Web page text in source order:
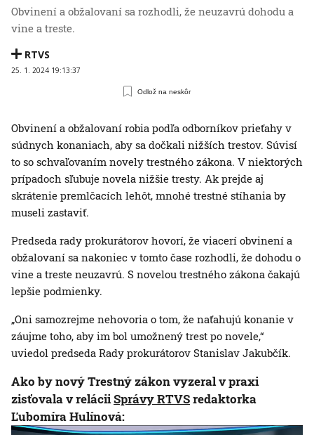
Obvinení a obžalovaní sa rozhodli, že neuzavrú dohodu a
vine a treste.
RTVS
25. 1. 2024 19:13:37
Odlož na neskôr
Obvinení a obžalovaní robia podľa odborníkov prieťahy v
súdnych konaniach, aby sa dočkali nižších trestov. Súvisí
to so schvaľovaním novely trestného zákona. V niektorých
prípadoch sľubuje novela nižšie tresty. Ak prejde aj
skrátenie premlčacích lehôt, mnohé trestné stíhania by
museli zastaviť.
Predseda rady prokurátorov hovorí, že viacerí obvinení a
obžalovaní sa nakoniec v tomto čase rozhodli, že dohodu o
vine a treste neuzavrú. S novelou trestného zákona čakajú
lepšie podmienky.
„Oni samozrejme nehovoria o tom, že naťahujú konanie v
záujme toho, aby im bol umožnený trest po novele,“
uviedol predseda Rady prokurátorov Stanislav Jakubčík.
Ako by nový Trestný zákon vyzeral v praxi
zisťovala v reláciiSprávy RTVSredaktorka
Ľubomíra Hulínová: